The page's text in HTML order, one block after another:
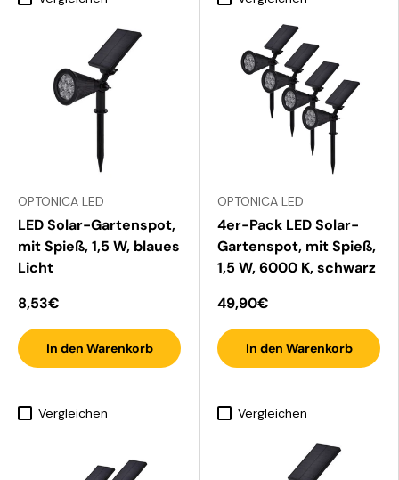
OPTONICA LED
LED Solar-Gartenspot,
mit Spieß, 1,5 W, blaues
Licht
8,53€
In den Warenkorb
OPTONICA LED
4er-Pack LED Solar-
Gartenspot, mit Spieß,
1,5 W, 6000 K, schwarz
49,90€
In den Warenkorb
Vergleichen Vergleichen